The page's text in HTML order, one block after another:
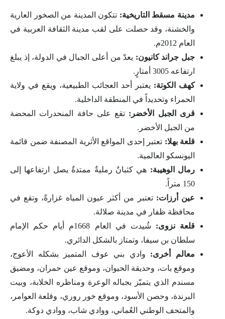
مدينة مسقط التاريخية: تتكون المدينة من الصخور العارية
والخشنة، وقد حصلت على لقب مدينة الثقافة العربية في
العام 2012م.
جبل جراند كانيون: يعدّ من أعلى الجبال في الدولة، إذ يبلغ
ارتفاعه 3005 أمتارٍ.
كهف الكوتة: يعتبر أحد العجائب الطبيعية، ويقع في ولاية
الحمراء وتحديداً في المنطقة الداخلية.
قرى الجبل الأخضر: تقع على حافة المنحدرات المحضة
من الجبل الأخضر.
قلعة بهلا: تعتبر إحدى المواقع الأثرية المصنفة ضمن قائمة
اليونسكو العالمية.
رمال الوهيبة: هي كثبانٌ رمليةٌ ممتدةٌ يصل ارتفاعها إلى
150 متراً.
عين أرزات: تعتبر من أكثر عيون المياه غزارةً، وتقع في
محافظة ظفار في مدينة صلالة.
قلعة نزوى:
شُيدت في العام 1668م أيام حكم الإمام
سلطان بن سيفا، وتمتاز بالشكل الدائري.
معالم أخرى: وادي بني عوف المتميز بشكله الأعوج،
وموقع بات، وحديقة الحيوان، وموقع عين حمران، ومضيق
مسندم الذي يتميّز بجباله الوعرة ومناظره الخلابة، وبيت
البرندة، وحصن الأسود، وموقع خور روري، وقلعة العوامر،
والمتحف الوطني العُماني، ووادي شاب، ووادي دوكة.